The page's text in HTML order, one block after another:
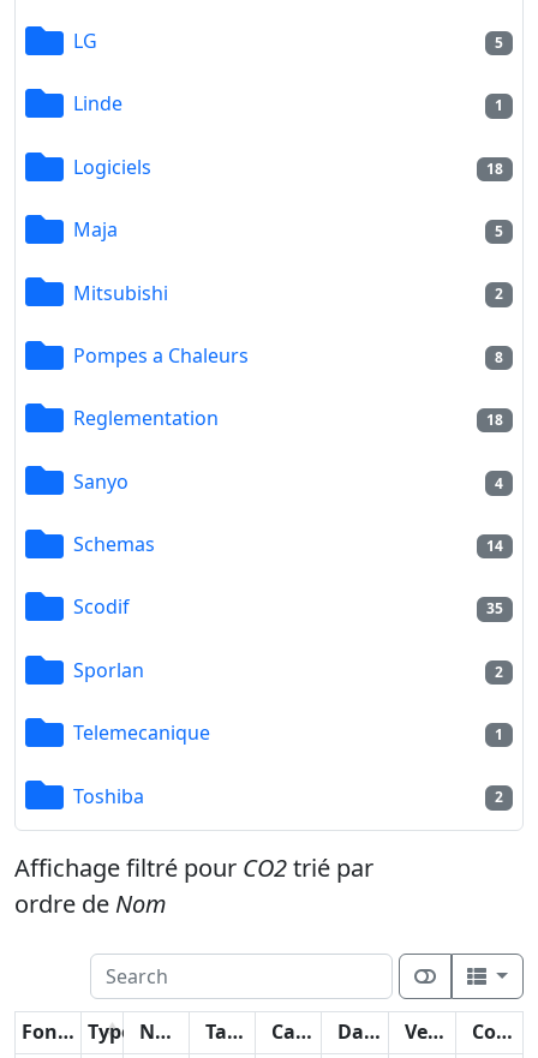
LG 5
Linde 1
Logiciels 18
Maja 5
Mitsubishi 2
Pompes a Chaleurs 8
Reglementation 18
Sanyo 4
Schemas 14
Scodif 35
Sporlan 2
Telemecanique 1
Toshiba 2
Affichage filtré pour CO2trié par
ordre de Nom
Fonctions Type Nom Taille Catégorie Date Version Compteur